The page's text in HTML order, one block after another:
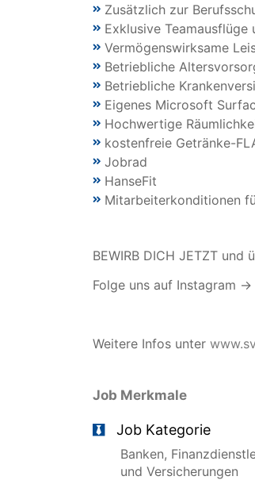
Zusätzlich zur
Exklusive Teamausflüge
Vermögenswirksame
Betriebliche
Betriebliche
Eigenes Microsoft
Hochwertige
kostenfreie Getränke-
Jobrad
HanseFit
Mitarbeiterkonditionen
BEWIRB DICH JETZT und
Folge uns auf Instagram -
Weitere Infos unter
Job Merkmale
Job Kategorie
Banken,
und Versicherungen